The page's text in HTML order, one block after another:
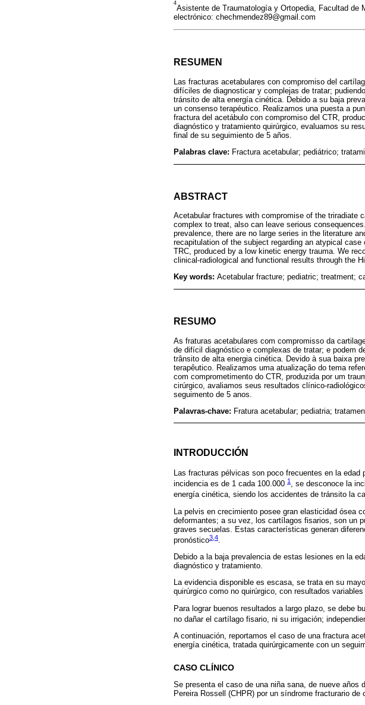
4
Asistente de Traumatología y Ortopedia, Facultad de
electrónico: chechmendez89@gmail.com
RESUMEN
Las fracturas acetabulares con compromiso del
difíciles de diagnosticar y complejas de tratar;
tránsito de alta energía cinética. Debido a su baja
un consenso terapéutico. Realizamos una puesta a
fractura del acetábulo con compromiso del CTR,
diagnóstico y tratamiento quirúrgico, evaluamos su
final de su seguimiento de 5 años.
Palabras clave: Fractura acetabular; pediátrico;
ABSTRACT
Acetabular fractures with compromise of the triradiate
complex to treat, also can leave serious
prevalence, there are no large series in the literature
recapitulation of the subject regarding an atypical
TRC, produced by a low kinetic energy trauma. We
clinical-radiological and functional results through the
Key words: Acetabular fracture; pediatric; treatment;
RESUMO
As fraturas acetabulares com compromisso da
de difícil diagnóstico e complexas de tratar; e podem
trânsito de alta energia cinética. Devido à sua baixa
terapêutico. Realizamos uma atualização do tema
com comprometimento do CTR, produzida por um
cirúrgico, avaliamos seus resultados clínico-
seguimento de 5 anos.
Palavras-chave: Fratura acetabular; pediatria;
INTRODUCCIÓN
Las fracturas pélvicas son poco frecuentes en la
incidencia es de 1 cada 100.000 1 , se desconoce la
energía cinética, siendo los accidentes de tránsito la
La pelvis en crecimiento posee gran elasticidad ósea
deformantes; a su vez, los cartílagos fisarios, son un
graves secuelas. Estas características generan
pronóstico3 4.
Debido a la baja prevalencia de estas lesiones en la
diagnóstico y tratamiento.
La evidencia disponible es escasa, se trata en su
quirúrgico como no quirúrgico, con resultados
Para lograr buenos resultados a largo plazo, se debe
no dañar el cartílago fisario, ni su irrigación;
A continuación, reportamos el caso de una fractura
energía cinética, tratada quirúrgicamente con un
CASO CLÍNICO
Se presenta el caso de una niña sana, de nueve años
Pereira Rossell (CHPR) por un síndrome fracturario de